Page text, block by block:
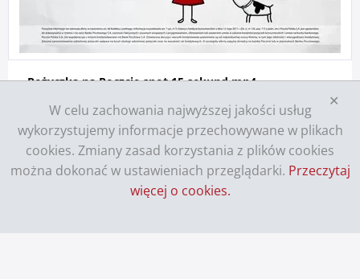
Pożyczka na Poczcie spot 15 sekund.mp4
Pożyczka na Poczcie_spot 15 sekund.mp4
rozmiar pliku: 9,8 MB
Pobierz plik
Szczegóły
W celu zachowania najwyższej jakości usług
wykorzystujemy informacje przechowywane w plikach
cookies. Zmiany zasad korzystania z plików cookies
można dokonać w ustawieniach przeglądarki. Przeczytaj
więcej o cookies.
✕